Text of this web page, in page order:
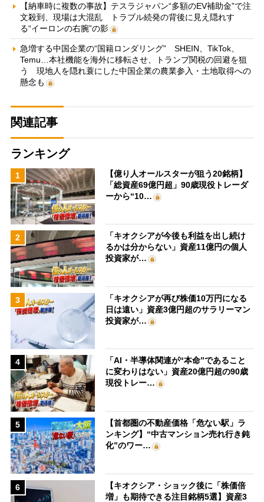
【納車時に複数の事故】テスラジャパン“多額のEV補助金”で注
文殺到、現場は大混乱 トラブル続発の背後に見え隠れす
る“イーロンの右腕”の影
急増する中国企業の“国籍ロンダリング” SHEIN、TikTok、
Temu…本社機能を海外に移転させ、トランプ関税の回避を狙
う 現地人を隠れ蓑にした中国企業の農業参入・土地取得への
懸念も
関連記事
ランキング
1
【億り人オールスターが狙う20銘柄】
「総資産69億円超」90歳現役トレーダ
ーから“10…
2
「キオクシアが今後も利益を出し続け
るかは分からない」資産11億円の個人
投資家が…
3
「キオクシアが再び株価10万円になる
日は遠い」資産3億円超のサラリーマン
投資家が…
4
「AI・半導体関連が“本命”であること
に変わりはない」資産20億円超の90歳
現役トレー…
5
【首都圏の不動産価格「危ない駅」ラ
ンキング】“中古マンション売れ行き鈍
化”のワー…
6
【キオクシア・ショック後に「株価倍
増」も期待できる注目銘柄5選】資産3